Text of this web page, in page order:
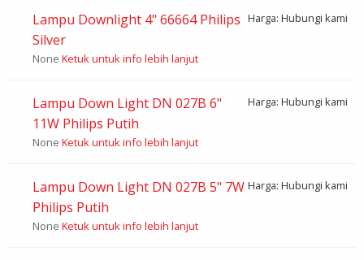
Lampu Downlight 4" 66664 Philips
Silver
Harga: Hubungi kami
None Ketuk untuk info lebih lanjut
Lampu Down Light DN 027B 6"
11W Philips Putih
Harga: Hubungi kami
None Ketuk untuk info lebih lanjut
Lampu Down Light DN 027B 5" 7W
Philips Putih
Harga: Hubungi kami
None Ketuk untuk info lebih lanjut